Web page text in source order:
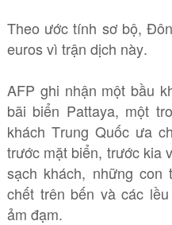
Theo ước tính sơ bộ,
euros vì trận dịch này.
AFP ghi nhận một bầu
bãi biển Pattaya, một
khách Trung Quốc ưa
trước mặt biển, trước kia
sạch khách, những
chết trên bến và các
ảm đạm.